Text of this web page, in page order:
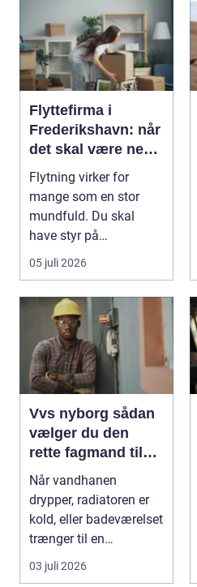
Flyttefirma i
Frederikshavn: når
det skal være nemt
at komme videre
Flytning virker for
mange som en stor
mundfuld. Du skal
have styr på
nedpakning, tunge
l&oslas...
05 juli 2026
Vvs nyborg sådan
vælger du den
rette fagmand til
opgaven
Når vandhanen
drypper, radiatoren er
kold, eller badeværelset
trænger til en
gennemgribende
renoveri...
03 juli 2026